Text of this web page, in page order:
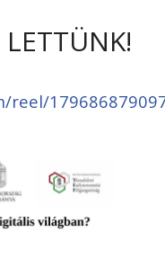
reel/